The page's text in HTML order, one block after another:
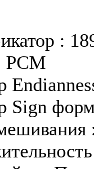
:
PCM
Sign